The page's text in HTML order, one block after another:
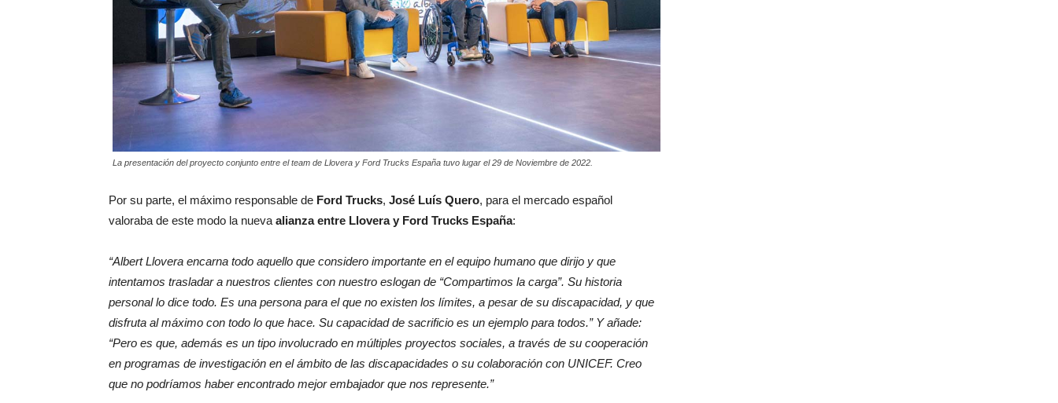
La presentación del proyecto conjunto entre el team de Llovera y Ford Trucks España tuvo lugar el 29 de Noviembre de 2022.
Por su parte, el máximo responsable de Ford Trucks, José Luís Quero, para el mercado español
valoraba de este modo la nueva alianza entre Llovera y Ford Trucks España:
“Albert Llovera encarna todo aquello que considero importante en el equipo humano que dirijo y que
intentamos trasladar a nuestros clientes con nuestro eslogan de “Compartimos la carga”. Su historia
personal lo dice todo. Es una persona para el que no existen los límites, a pesar de su discapacidad, y que
disfruta al máximo con todo lo que hace. Su capacidad de sacrificio es un ejemplo para todos.” Y añade:
“Pero es que, además es un tipo involucrado en múltiples proyectos sociales, a través de su cooperación
en programas de investigación en el ámbito de las discapacidades o su colaboración con UNICEF. Creo
que no podríamos haber encontrado mejor embajador que nos represente.”